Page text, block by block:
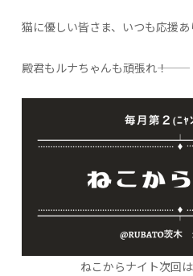
猫に優しい皆さま、いつも応援あ
殿君もルナちゃんも頑張れ―――！
ねこからナイト次回